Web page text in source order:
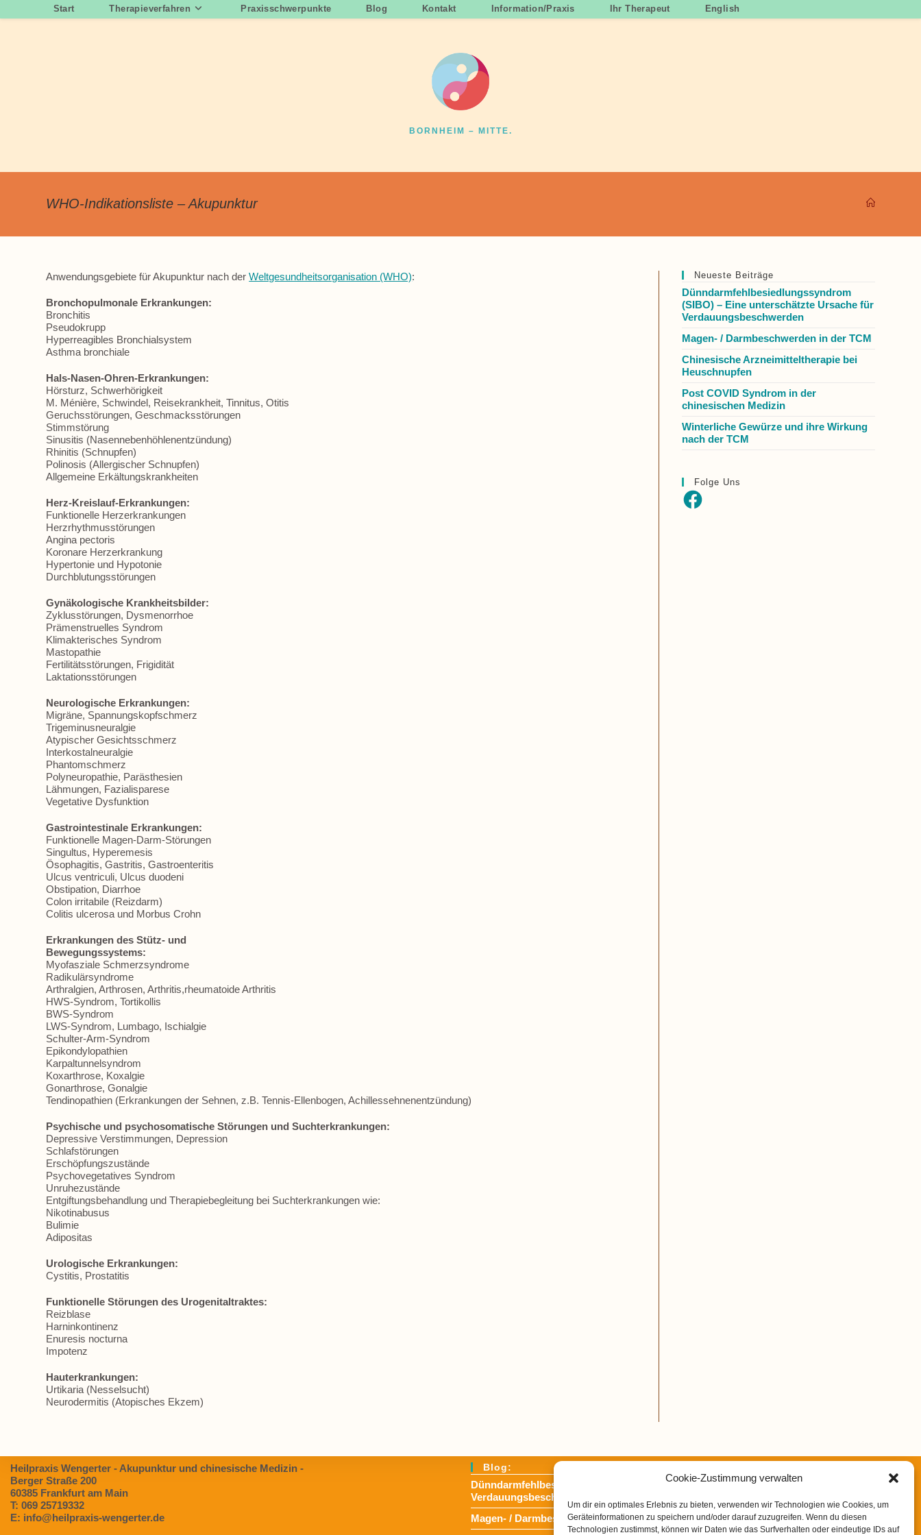
Cookie-Zustimmung verwalten
Um dir ein optimales Erlebnis zu bieten, verwenden wir Technologien wie Cookies, um
Geräteinformationen zu speichern und/oder darauf zuzugreifen. Wenn du diesen
Technologien zustimmst, können wir Daten wie das Surfverhalten oder eindeutige IDs auf
Start Therapieverfahren Praxisschwerpunkte Blog Kontakt Information/Praxis Ihr Therapeut English
BORNHEIM – MITTE.
WHO-Indikationsliste – Akupunktur
Anwendungsgebiete für Akupunktur nach derWeltgesundheitsorganisation (WHO):
Bronchopulmonale Erkrankungen:
Bronchitis
Pseudokrupp
Hyperreagibles Bronchialsystem
Asthma bronchiale
Hals-Nasen-Ohren-Erkrankungen:
Hörsturz, Schwerhörigkeit
M. Ménière, Schwindel, Reisekrankheit, Tinnitus, Otitis
Geruchsstörungen, Geschmacksstörungen
Stimmstörung
Sinusitis (Nasennebenhöhlenentzündung)
Rhinitis (Schnupfen)
Polinosis (Allergischer Schnupfen)
Allgemeine Erkältungskrankheiten
Herz-Kreislauf-Erkrankungen:
Funktionelle Herzerkrankungen
Herzrhythmusstörungen
Angina pectoris
Koronare Herzerkrankung
Hypertonie und Hypotonie
Durchblutungsstörungen
Gynäkologische Krankheitsbilder:
Zyklusstörungen, Dysmenorrhoe
Prämenstruelles Syndrom
Klimakterisches Syndrom
Mastopathie
Fertilitätsstörungen, Frigidität
Laktationsstörungen
Neurologische Erkrankungen:
Migräne, Spannungskopfschmerz
Trigeminusneuralgie
Atypischer Gesichtsschmerz
Interkostalneuralgie
Phantomschmerz
Polyneuropathie, Parästhesien
Lähmungen, Fazialisparese
Vegetative Dysfunktion
Gastrointestinale Erkrankungen:
Funktionelle Magen-Darm-Störungen
Singultus, Hyperemesis
Ösophagitis, Gastritis, Gastroenteritis
Ulcus ventriculi, Ulcus duodeni
Obstipation, Diarrhoe
Colon irritabile (Reizdarm)
Colitis ulcerosa und Morbus Crohn
Erkrankungen des Stütz- und
Bewegungssystems:
Myofasziale Schmerzsyndrome
Radikulärsyndrome
Arthralgien, Arthrosen, Arthritis,rheumatoide Arthritis
HWS-Syndrom, Tortikollis
BWS-Syndrom
LWS-Syndrom, Lumbago, Ischialgie
Schulter-Arm-Syndrom
Epikondylopathien
Karpaltunnelsyndrom
Koxarthrose, Koxalgie
Gonarthrose, Gonalgie
Tendinopathien (Erkrankungen der Sehnen, z.B. Tennis-Ellenbogen, Achillessehnenentzündung)
Psychische und psychosomatische Störungen und Suchterkrankungen:
Depressive Verstimmungen, Depression
Schlafstörungen
Erschöpfungszustände
Psychovegetatives Syndrom
Unruhezustände
Entgiftungsbehandlung und Therapiebegleitung bei Suchterkrankungen wie:
Nikotinabusus
Bulimie
Adipositas
Urologische Erkrankungen:
Cystitis, Prostatitis
Funktionelle Störungen des Urogenitaltraktes:
Reizblase
Harninkontinenz
Enuresis nocturna
Impotenz
Hauterkrankungen:
Urtikaria (Nesselsucht)
Neurodermitis (Atopisches Ekzem)
Neueste Beiträge
Dünndarmfehlbesiedlungssyndrom
(SIBO) – Eine unterschätzte Ursache für
Verdauungsbeschwerden
Magen- / Darmbeschwerden in der TCM
Chinesische Arzneimitteltherapie bei
Heuschnupfen
Post COVID Syndrom in der
chinesischen Medizin
Winterliche Gewürze und ihre Wirkung
nach der TCM
Folge Uns
Facebook
Heilpraxis Wengerter - Akupunktur und chinesische Medizin -
Berger Straße 200
60385 Frankfurt am Main
T: 069 25719332
E: info@heilpraxis-wengerter.de
Blog:
Dünndarmfehlbesiedlungssyndrom (SIBO) – Eine unterschätzte Ursache für
Verdauungsbeschwerden
Magen- / Darmbeschwerden in der TCM